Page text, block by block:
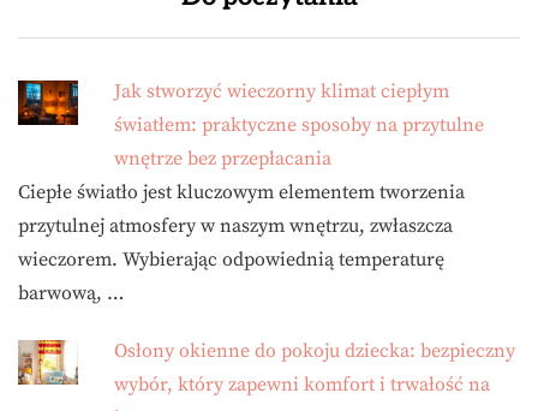
Jak stworzyć wieczorny klimat ciepłym
światłem: praktyczne sposoby na przytulne
wnętrze bez przepłacania
Ciepłe światło jest kluczowym elementem tworzenia
przytulnej atmosfery w naszym wnętrzu, zwłaszcza
wieczorem. Wybierając odpowiednią temperaturę
barwową, …
Osłony okienne do pokoju dziecka: bezpieczny
wybór, który zapewni komfort i trwałość na